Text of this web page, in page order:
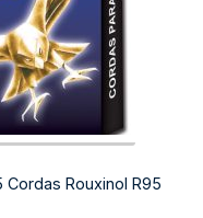
Rouxinol R95